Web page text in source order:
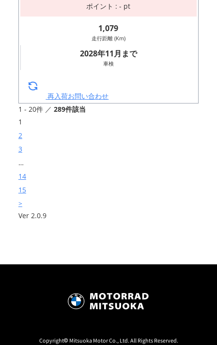
ポイント : - pt
1,079
走行距離 (Km)
2028年11月まで
車検
再入荷お問い合わせ
1 - 20件 ／ 289件該当
1
2
3
…
14
15
>
Ver 2.0.9
Copyright© Mitsuoka Motor Co., Ltd. All Rights Reserved.